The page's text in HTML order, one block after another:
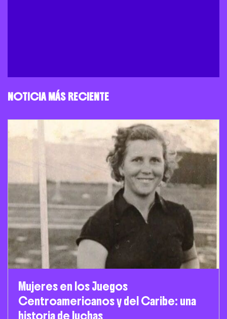
NOTICIA MÁS RECIENTE
Mujeres en los Juegos
Centroamericanos y del Caribe: una
historia de luchas